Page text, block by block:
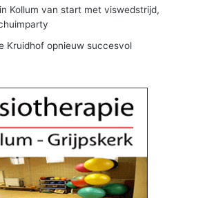
Kollum van start met viswedstrijd,
Kruidhof opnieuw succesvol